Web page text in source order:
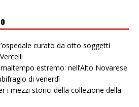
curato da otto soggetti
estremo: nell’Alto Novarese
di venerdì
i mezzi storici della collezione della